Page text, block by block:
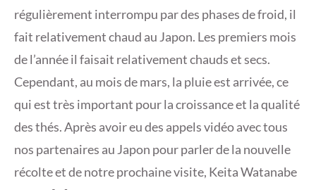
régulièrement interrompu par des phases de froid, il
fait relativement chaud au Japon. Les premiers mois
de l’année il faisait relativement chauds et secs.
Cependant, au mois de mars, la pluie est arrivée, ce
qui est très important pour la croissance et la qualité
des thés. Après avoir eu des appels vidéo avec tous
nos partenaires au Japon pour parler de la nouvelle
récolte et de notre prochaine visite, Keita Watanabe